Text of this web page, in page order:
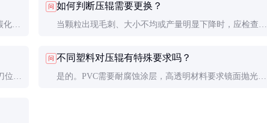
化钨
问 如何判断压辊需要更换？
当颗粒出现毛刺、大小不均或产量明显下降时，应检查压
位
问 不同塑料对压辊有特殊要求吗？
是的。PVC需要耐腐蚀涂层，高透明材料要求镜面抛光，